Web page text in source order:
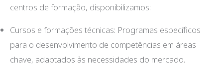
centros de formação, disponibilizamos:
Cursos e formações técnicas: Programas específicos
para o desenvolvimento de competências em áreas
chave, adaptados às necessidades do mercado.